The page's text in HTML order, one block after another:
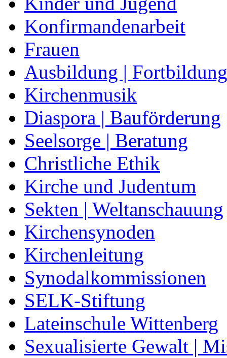
Konfirmandenarbeit
Frauen
Ausbildung | Fortbildung
Kirchenmusik
Diaspora | Bauförderung
Seelsorge | Beratung
Christliche Ethik
Kirche und Judentum
Sekten | Weltanschauung
Kirchensynoden
Kirchenleitung
Synodalkommissionen
SELK-Stiftung
Lateinschule Wittenberg
Sexualisierte Gewalt |